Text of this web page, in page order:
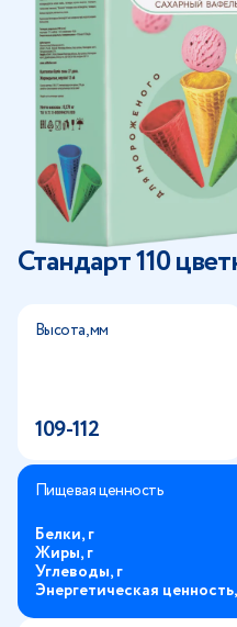
Стандарт 110
Высота, мм
109-112
Пищевая ценность
Белки, г
Жиры, г
Углеводы, г
Энергетическая